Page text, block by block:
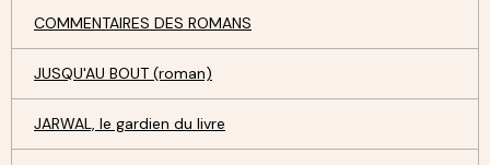
COMMENTAIRES DES ROMANS
JUSQU'AU BOUT (roman)
JARWAL, le gardien du livre